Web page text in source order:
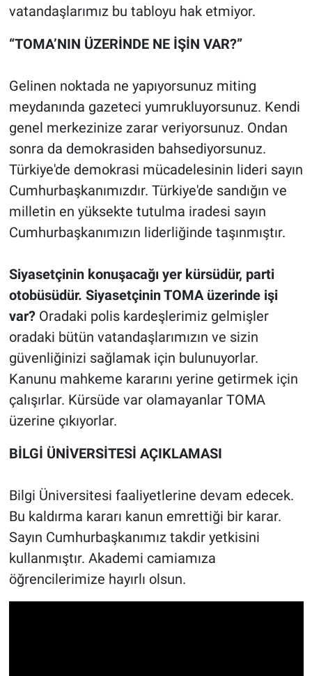
vatandaşlarımız bu tabloyu hak etmiyor.
“TOMA’NIN ÜZERİNDE NE İŞİN VAR?”
Gelinen noktada ne yapıyorsunuz miting
meydanında gazeteci yumrukluyorsunuz. Kendi
genel merkezinize zarar veriyorsunuz. Ondan
sonra da demokrasiden bahsediyorsunuz.
Türkiye'de demokrasi mücadelesinin lideri sayın
Cumhurbaşkanımızdır. Türkiye'de sandığın ve
milletin en yüksekte tutulma iradesi sayın
Cumhurbaşkanımızın liderliğinde taşınmıştır.
Siyasetçinin konuşacağı yer kürsüdür, parti
otobüsüdür. Siyasetçinin TOMA üzerinde işi
var? Oradaki polis kardeşlerimiz gelmişler
oradaki bütün vatandaşlarımızın ve sizin
güvenliğinizi sağlamak için bulunuyorlar.
Kanunu mahkeme kararını yerine getirmek için
çalışırlar. Kürsüde var olamayanlar TOMA
üzerine çıkıyorlar.
BİLGİ ÜNİVERSİTESİ AÇIKLAMASI
Bilgi Üniversitesi faaliyetlerine devam edecek.
Bu kaldırma kararı kanun emrettiği bir karar.
Sayın Cumhurbaşkanımız takdir yetkisini
kullanmıştır. Akademi camiamıza
öğrencilerimize hayırlı olsun.